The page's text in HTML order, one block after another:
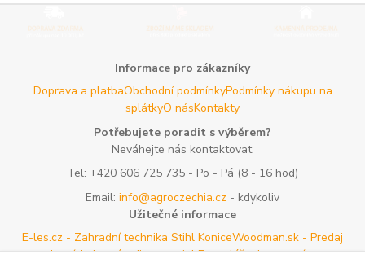
Informace pro zákazníky
Doprava a platbaObchodní podmínkyPodmínky nákupu na
splátkyO násKontakty
Potřebujete poradit s výběrem?
Neváhejte nás kontaktovat.
Tel: +420 606 725 735 - Po - Pá (8 - 16 hod)
Email: info@agroczechia.cz - kdykoliv
Užitečné informace
E-les.cz - Zahradní technika Stihl KoniceWoodman.sk - Predaj
lesníckeho náradia a potriebFormulář odstoupení o